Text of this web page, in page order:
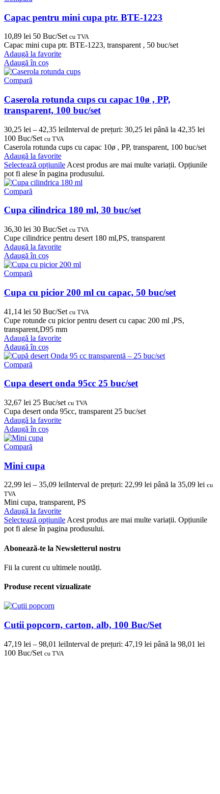
Capac pentru mini cupa ptr. BTE-1223
10,89 lei 50 Buc/Set cu TVA
Capac mini cupa ptr. BTE-1223, transparent , 50 buc/set
Adaugă la favorite
Adaugă în coș
Compară
Caserola rotunda cups cu capac 10ø , PP,
transparent, 100 buc/set
30,25 lei – 42,35 leiInterval de prețuri: 30,25 lei până la 42,35 lei
100 Buc/Set cu TVA
Caserola rotunda cups cu capac 10ø , PP, transparent, 100 buc/set
Adaugă la favorite
Selectează opțiunile Acest produs are mai multe variații. Opțiunile
pot fi alese în pagina produsului.
Compară
Cupa cilindrica 180 ml, 30 buc/set
36,30 lei 30 Buc/Set cu TVA
Cupe cilindrice pentru desert 180 ml,PS, transparent
Adaugă la favorite
Adaugă în coș
Compară
Cupa cu picior 200 ml cu capac, 50 buc/set
41,14 lei 50 Buc/Set cu TVA
Cupe rotunde cu picior pentru desert cu capac 200 ml ,PS,
transparent,D95 mm
Adaugă la favorite
Adaugă în coș
Compară
Cupa desert onda 95cc 25 buc/set
32,67 lei 25 Buc/set cu TVA
Cupa desert onda 95cc, transparent 25 buc/set
Adaugă la favorite
Adaugă în coș
Compară
Mini cupa
22,99 lei – 35,09 leiInterval de prețuri: 22,99 lei până la 35,09 lei cu
TVA
Mini cupa, transparent, PS
Adaugă la favorite
Selectează opțiunileAcest produs are mai multe variații. Opțiunile
pot fi alese în pagina produsului.
Abonează-te la Newsletterul nostru
Fii la curent cu ultimele noutăți.
Produse recent vizualizate
Cutii popcorn, carton, alb, 100 Buc/Set
47,19 lei – 98,01 leiInterval de prețuri: 47,19 lei până la 98,01 lei
100 Buc/Set cu TVA